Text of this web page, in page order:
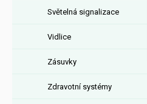
Světelná signalizace
Vidlice
Zásuvky
Zdravotní systémy